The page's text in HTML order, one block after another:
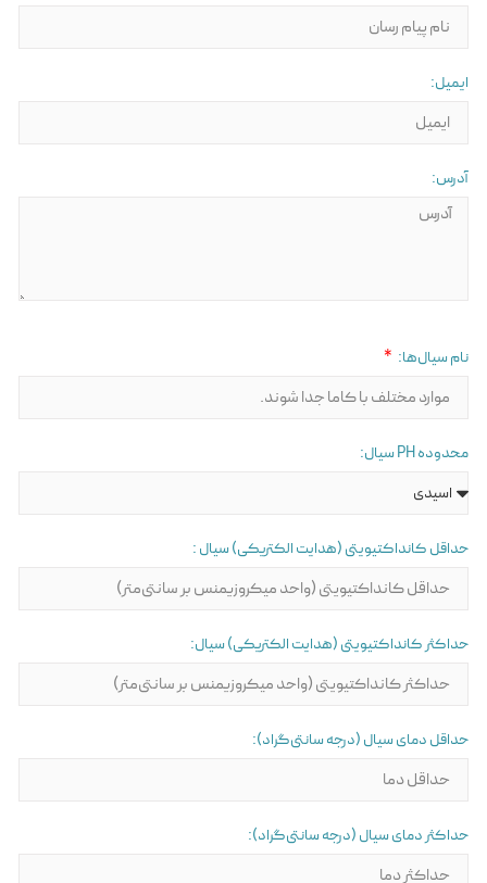
ایمیل:
آدرس:
نام سیال‌ها:
محدوده PH سیال:
حداقل کانداکتیویتی (هدایت الکتریکی) سیال :
حداکثر کانداکتیویتی (هدایت الکتریکی) سیال:
حداقل دمای سیال (درجه سانتی‌گراد):
حداکثر دمای سیال (درجه سانتی‌گراد):